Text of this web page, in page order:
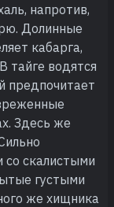
напротив,
Долинные
кабарга,
тайге водятся
предпочитает
Здесь же
со скалистыми
густыми
же хищника